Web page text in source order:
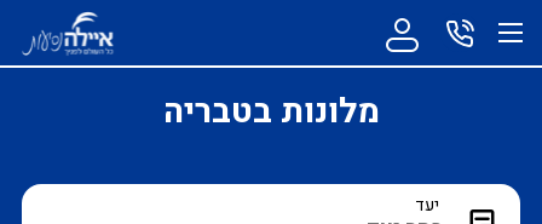
מלונות בטבריה
יעד